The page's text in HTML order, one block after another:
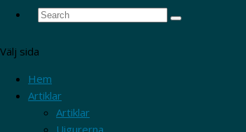
Välj sida
Hem
Artiklar
Artiklar
Uigurerna